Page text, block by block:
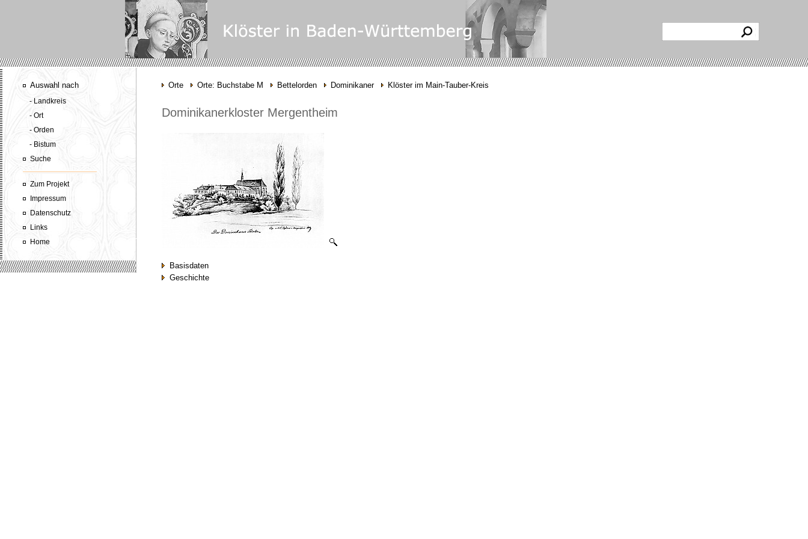
Auswahl nach
- Landkreis
- Ort
- Orden
- Bistum
Suche
Zum Projekt
Impressum
Datenschutz
Links
Home
Orte Orte: Buchstabe M Bettelorden Dominikaner Klöster im Main-Tauber-Kreis
Dominikanerkloster Mergentheim
Basisdaten
Geschichte